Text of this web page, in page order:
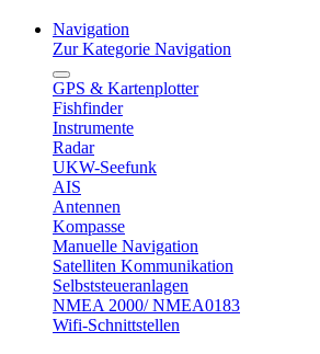
Navigation
Zur Kategorie Navigation
GPS & Kartenplotter
Fishfinder
Instrumente
Radar
UKW-Seefunk
AIS
Antennen
Kompasse
Manuelle Navigation
Satelliten Kommunikation
Selbststeueranlagen
NMEA 2000/ NMEA0183
Wifi-Schnittstellen